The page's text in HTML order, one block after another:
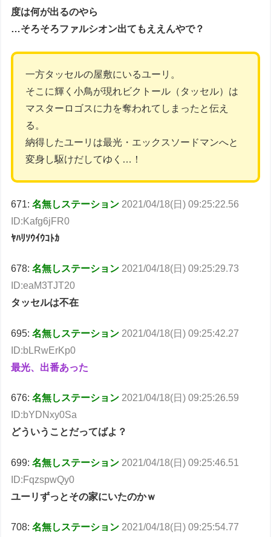
度は何が出るのやら
…そろそろファルシオン出てもええんやで？
一方タッセルの屋敷にいるユーリ。
そこに輝く小鳥が現れビクトール（タッセル）は
マスターロゴスに力を奪われてしまったと伝え
る。
納得したユーリは最光・エックスソードマンへと
変身し駆けだしてゆく…！
671:名無しステーション 2021/04/18(日) 09:25:22.56
ID:Kafg6jFR0
ﾔﾊﾘｿｳｲｳｺﾄｶ
678:名無しステーション 2021/04/18(日) 09:25:29.73
ID:eaM3TJT20
タッセルは不在
695:名無しステーション 2021/04/18(日) 09:25:42.27
ID:bLRwErKp0
最光、出番あった
676:名無しステーション 2021/04/18(日) 09:25:26.59
ID:bYDNxy0Sa
どういうことだってばよ？
699:名無しステーション 2021/04/18(日) 09:25:46.51
ID:FqzspwQy0
ユーリずっとその家にいたのかｗ
708:名無しステーション 2021/04/18(日) 09:25:54.77